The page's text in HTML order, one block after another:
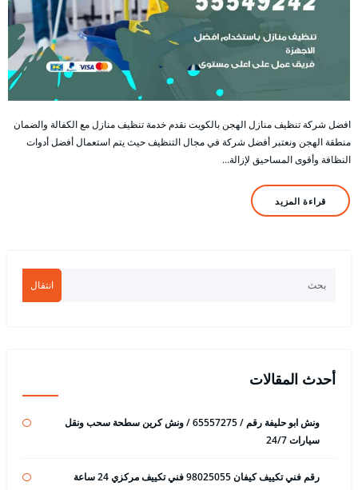
افضل شركة تنظيف منازل الهجن بالكويت نقدم خدمة تنظيف منازل مع الكفالة والضمان
منطقة الهجن ونعتبر أفضل شركة في مجال التنظيف حيث يتم استعمال أفضل أدوات
النظافة وأقوى المساحيق لإزالة…
قراءة المزيد
انتقال
أحدث المقالات
ونش ابو حليفة رقم / 65557275 / ونش كرين سطحة سحب ونقل
سيارات 24/7
رقم فني تكييف كيفان 98025055 فني تكييف مركزي 24 ساعة